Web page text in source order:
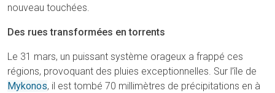
nouveau touchées.
Des rues transformées en torrents
Le 31 mars, un puissant système orageux a frappé ces
régions, provoquant des pluies exceptionnelles. Sur l’île de
Mykonos, il est tombé 70 millimètres de précipitations en à